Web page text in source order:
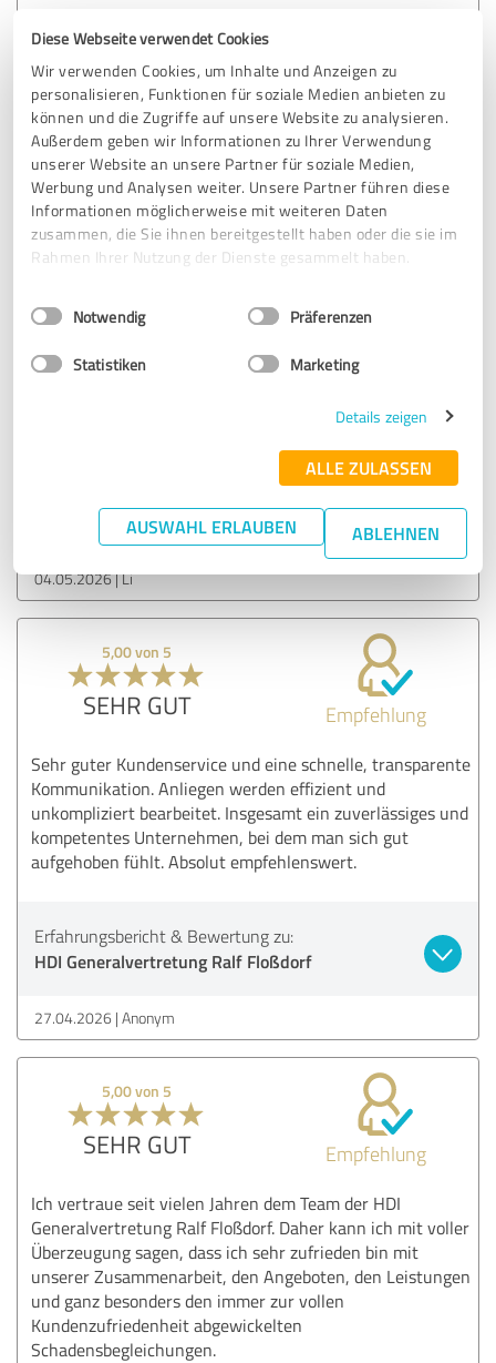
Diese Webseite verwendet Cookies
Wir verwenden Cookies, um Inhalte und Anzeigen zu
personalisieren, Funktionen für soziale Medien anbieten zu
können und die Zugriffe auf unsere Website zu analysieren.
Außerdem geben wir Informationen zu Ihrer Verwendung
unserer Website an unsere Partner für soziale Medien,
Werbung und Analysen weiter. Unsere Partner führen diese
Informationen möglicherweise mit weiteren Daten
zusammen, die Sie ihnen bereitgestellt haben oder die sie im
Rahmen Ihrer Nutzung der Dienste gesammelt haben.
Impressum Datenschutzbestimmungen
Einwilligungsauswahl
Notwendig Präferenzen
Statistiken Marketing
Details zeigen
ALLE ZULASSEN
AUSWAHL ERLAUBEN ABLEHNEN
Sehr guter Service bei der HDI Generalagentur – besonders
Erfahrungsbericht & Bewertung zu:
HDI Agentur Ralf Floßdorf
04.05.2026 AS
SEHR GUT
HDI Agentur Ralf Floßdorf
04.05.2026 Li
5,00 von 5
SEHR GUT Empfehlung
Sehr guter Kundenservice und eine schnelle, transparente
Kommunikation. Anliegen werden effizient und
unkompliziert bearbeitet. Insgesamt ein zuverlässiges und
kompetentes Unternehmen, bei dem man sich gut
aufgehoben fühlt. Absolut empfehlenswert.
Erfahrungsbericht & Bewertung zu:
HDI Generalvertretung Ralf Floßdorf
27.04.2026 Anonym
5,00 von 5
SEHR GUT Empfehlung
Ich vertraue seit vielen Jahren dem Team der HDI
Generalvertretung Ralf Floßdorf. Daher kann ich mit voller
Überzeugung sagen, dass ich sehr zufrieden bin mit
unserer Zusammenarbeit, den Angeboten, den Leistungen
und ganz besonders den immer zur vollen
Kundenzufriedenheit abgewickelten
Schadensbegleichungen.